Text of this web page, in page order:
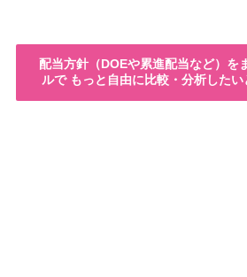
配当方針（DOEや累進配当など）を
ルで もっと自由に比較・分析したい